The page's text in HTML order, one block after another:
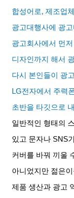
합성어로, 제조업
광고대행사에 광
광고회사에서 먼
디자인까지 해서
다시 본인들이 광
LG전자에서 주력
초반을 타깃으로
일반적인 형태의
있고 문자나 SNS
커버를 바꿔 끼울
아니었지만 젊은
제품 생산과 광고